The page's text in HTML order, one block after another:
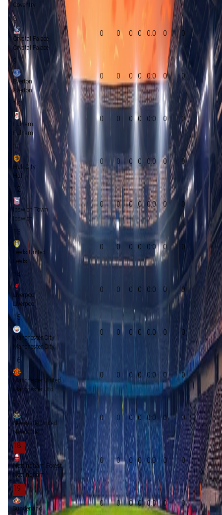
Coventry
8
Crystal Palace
Crystal Palace
0 0 0 0 0:0 0 0
9
Everton
Everton
0 0 0 0 0:0 0 0
10
Fulham
Fulham
0 0 0 0 0:0 0 0
11
Hull City
Hull
0 0 0 0 0:0 0 0
12
Ipswich Town
Ipswich
0 0 0 0 0:0 0 0
13
Leeds United
Leeds
0 0 0 0 0:0 0 0
14
Liverpool
Liverpool
0 0 0 0 0:0 0 0
15
Manchester City
Manchester City
0 0 0 0 0:0 0 0
16
Manchester United
Manchester Utd
0 0 0 0 0:0 0 0
17
Newcastle United
Newcastle
0 0 0 0 0:0 0 0
18
Nottingham Forest
Nottingham
0 0 0 0 0:0 0 0
19
Sunderland
0 0 0 0 0:0 0 0